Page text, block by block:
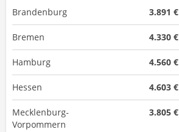
Brandenburg 3.891 €
Bremen 4.330 €
Hamburg 4.560 €
Hessen 4.603 €
Mecklenburg-
Vorpommern
3.805 €